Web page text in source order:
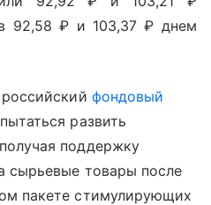
92,58 ₽ и 103,37 ₽ днем
фондовый
развить
поддержку
сырьевые товары после
пакете стимулирующих